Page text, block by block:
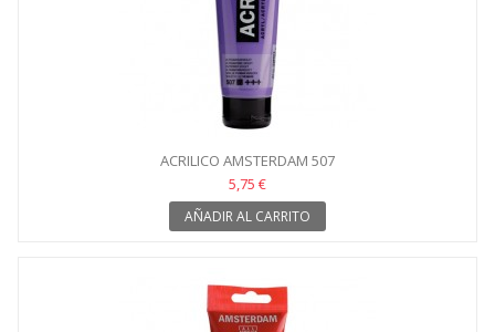
ACRILICO AMSTERDAM 507
5,75 €
AÑADIR AL CARRITO